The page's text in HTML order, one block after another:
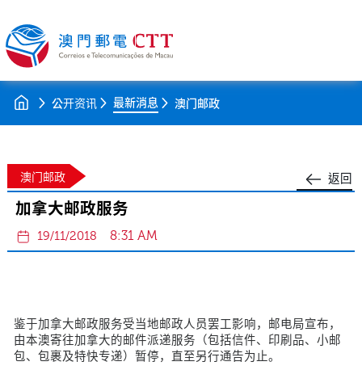
公开资讯 最新消息 澳门邮政
返回
澳门邮政
加拿大邮政服务
19/11/2018 8:31 AM
鉴于加拿大邮政服务受当地邮政人员罢工影响，邮电局宣布，
由本澳寄往加拿大的邮件派递服务（包括信件、印刷品、小邮
包、包裹及特快专递）暂停，直至另行通告为止。